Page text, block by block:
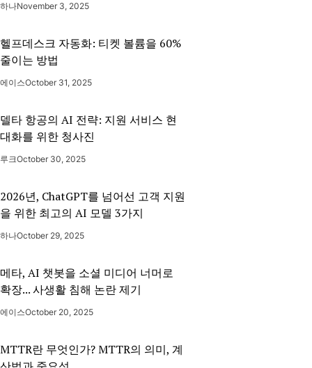
하나November 3, 2025
헬프데스크 자동화: 티켓 볼륨을 60%
줄이는 방법
에이스October 31, 2025
델타 항공의 AI 전략: 지원 서비스 현
대화를 위한 청사진
루크October 30, 2025
2026년, ChatGPT를 넘어선 고객 지원
을 위한 최고의 AI 모델 3가지
하나October 29, 2025
메타, AI 챗봇을 소셜 미디어 너머로
확장... 사생활 침해 논란 제기
에이스October 20, 2025
MTTR란 무엇인가? MTTR의 의미, 계